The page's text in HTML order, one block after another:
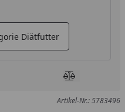
Diätfutter
hinzufügenProdukt
Artikel-Nr.: 5783496